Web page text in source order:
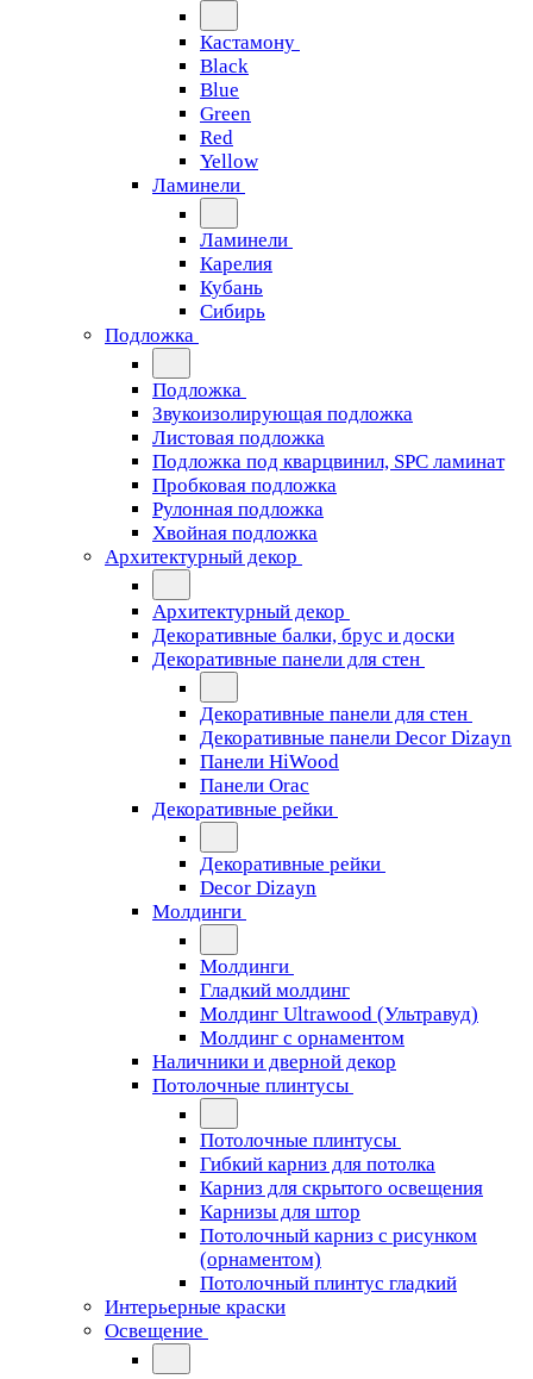
Кастамону
Black
Blue
Green
Red
Yellow
Ламинели
Ламинели
Карелия
Кубань
Сибирь
Подложка
Подложка
Звукоизолирующая подложка
Листовая подложка
Подложка под кварцвинил, SPC ламинат
Пробковая подложка
Рулонная подложка
Хвойная подложка
Архитектурный декор
Архитектурный декор
Декоративные балки, брус и доски
Декоративные панели для стен
Декоративные панели для стен
Декоративные панели Decor Dizayn
Панели HiWood
Панели Orac
Декоративные рейки
Декоративные рейки
Decor Dizayn
Молдинги
Молдинги
Гладкий молдинг
Молдинг Ultrawood (Ультравуд)
Молдинг с орнаментом
Наличники и дверной декор
Потолочные плинтусы
Потолочные плинтусы
Гибкий карниз для потолка
Карниз для скрытого освещения
Карнизы для штор
Потолочный карниз с рисунком
(орнаментом)
Потолочный плинтус гладкий
Интерьерные краски
Освещение